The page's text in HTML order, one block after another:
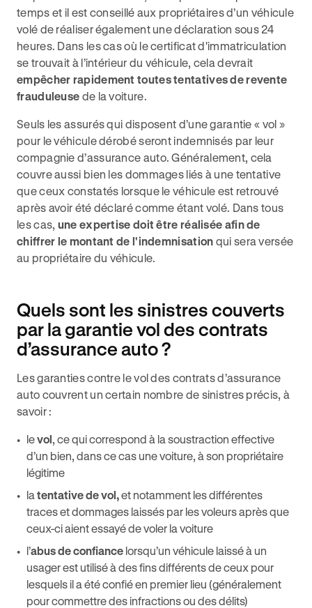
temps et il est conseillé aux propriétaires d’un véhicule
volé de réaliser également une déclaration sous 24
heures. Dans les cas où le certificat d'immatriculation
se trouvait à l’intérieur du véhicule, cela devrait
empêcher rapidement toutes tentatives de revente
frauduleuse de la voiture.
Seuls les assurés qui disposent d’une garantie « vol »
pour le véhicule dérobé seront indemnisés par leur
compagnie d’assurance auto. Généralement, cela
couvre aussi bien les dommages liés à une tentative
que ceux constatés lorsque le véhicule est retrouvé
après avoir été déclaré comme étant volé. Dans tous
les cas, une expertise doit être réalisée afin de
chiffrer le montant de l'indemnisation qui sera versée
au propriétaire du véhicule.
Quels sont les sinistres couverts
par la garantie vol des contrats
d’assurance auto ?
Les garanties contre le vol des contrats d’assurance
auto couvrent un certain nombre de sinistres précis, à
savoir :
levol, ce qui correspond à la soustraction effective
d’un bien, dans ce cas une voiture, à son propriétaire
légitime
latentative de vol,et notamment les différentes
traces et dommages laissés par les voleurs après que
ceux-ci aient essayé de voler la voiture
l’abus de confiance lorsqu’un véhicule laissé à un
usager est utilisé à des fins différents de ceux pour
lesquels il a été confié en premier lieu (généralement
pour commettre des infractions ou des délits)